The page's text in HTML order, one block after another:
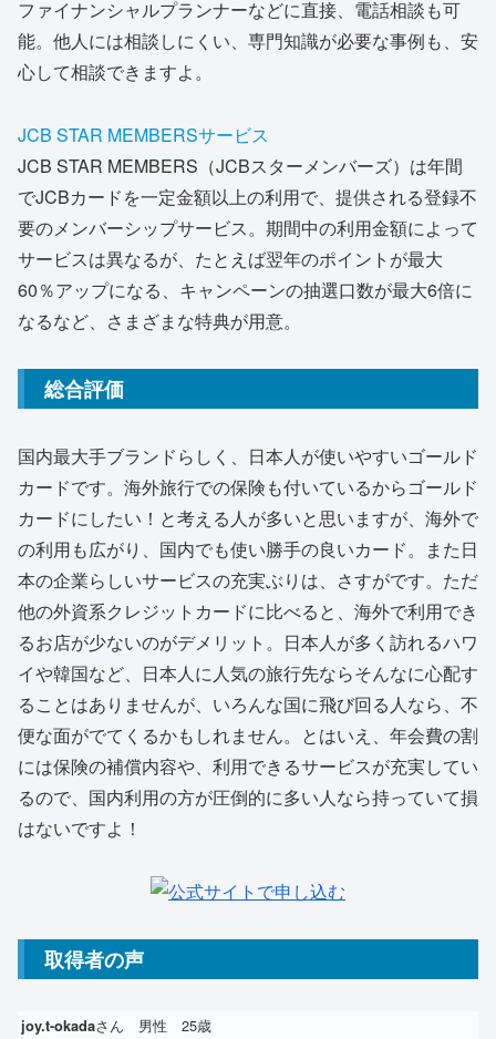
ファイナンシャルプランナーなどに直接、電話相談も可
能。他人には相談しにくい、専門知識が必要な事例も、安
心して相談できますよ。
JCB STAR MEMBERSサービス
JCB STAR MEMBERS（JCBスターメンバーズ）は年間
でJCBカードを一定金額以上の利用で、提供される登録不
要のメンバーシップサービス。期間中の利用金額によって
サービスは異なるが、たとえば翌年のポイントが最大
60％アップになる、キャンペーンの抽選口数が最大6倍に
なるなど、さまざまな特典が用意。
総合評価
国内最大手ブランドらしく、日本人が使いやすいゴールド
カードです。海外旅行での保険も付いているからゴールド
カードにしたい！と考える人が多いと思いますが、海外で
の利用も広がり、国内でも使い勝手の良いカード。また日
本の企業らしいサービスの充実ぶりは、さすがです。ただ
他の外資系クレジットカードに比べると、海外で利用でき
るお店が少ないのがデメリット。日本人が多く訪れるハワ
イや韓国など、日本人に人気の旅行先ならそんなに心配す
ることはありませんが、いろんな国に飛び回る人なら、不
便な面がでてくるかもしれません。とはいえ、年会費の割
には保険の補償内容や、利用できるサービスが充実してい
るので、国内利用の方が圧倒的に多い人なら持っていて損
はないですよ！
取得者の声
joy.t-okadaさん 男性 25歳